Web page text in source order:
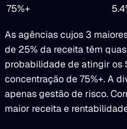
75%+
As agências cujos 3
de 25% da receita têm
probabilidade de atingir os
concentração de 75%+. A
apenas gestão de risco.
maior receita e